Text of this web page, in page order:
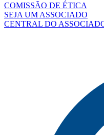
COMISSÃO DE ÉTICA
SEJA UM ASSOCIADO
CENTRAL DO